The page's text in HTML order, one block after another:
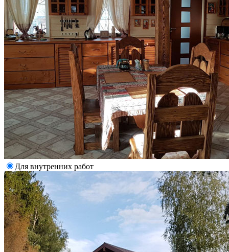
Для внутренних работ